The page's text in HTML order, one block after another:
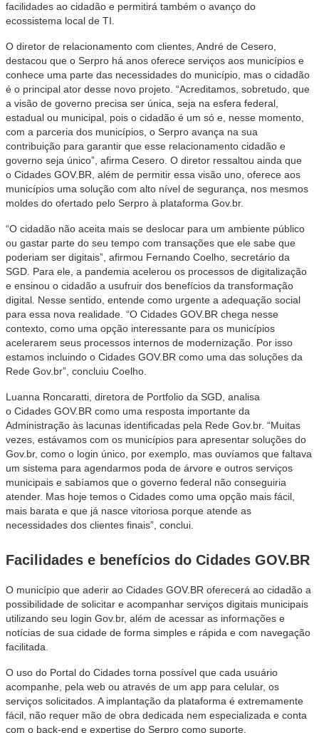
facilidades ao cidadão e permitirá também o avanço do
ecossistema local de TI.
O diretor de relacionamento com clientes, André de Cesero,
destacou que o Serpro há anos oferece serviços aos municípios e
conhece uma parte das necessidades do município, mas o cidadão
é o principal ator desse novo projeto. “Acreditamos, sobretudo, que
a visão de governo precisa ser única, seja na esfera federal,
estadual ou municipal, pois o cidadão é um só e, nesse momento,
com a parceria dos municípios, o Serpro avança na sua
contribuição para garantir que esse relacionamento cidadão e
governo seja único”, afirma Cesero. O diretor ressaltou ainda que
o Cidades GOV.BR, além de permitir essa visão uno, oferece aos
municípios uma solução com alto nível de segurança, nos mesmos
moldes do ofertado pelo Serpro à plataforma Gov.br.
“O cidadão não aceita mais se deslocar para um ambiente público
ou gastar parte do seu tempo com transações que ele sabe que
poderiam ser digitais”, afirmou Fernando Coelho, secretário da
SGD. Para ele, a pandemia acelerou os processos de digitalização
e ensinou o cidadão a usufruir dos benefícios da transformação
digital. Nesse sentido, entende como urgente a adequação social
para essa nova realidade. “O Cidades GOV.BR chega nesse
contexto, como uma opção interessante para os municípios
acelerarem seus processos internos de modernização. Por isso
estamos incluindo o Cidades GOV.BR como uma das soluções da
Rede Gov.br”, concluiu Coelho.
Luanna Roncaratti, diretora de Portfolio da SGD, analisa
o Cidades GOV.BR como uma resposta importante da
Administração às lacunas identificadas pela Rede Gov.br. “Muitas
vezes, estávamos com os municípios para apresentar soluções do
Gov.br, como o login único, por exemplo, mas ouvíamos que faltava
um sistema para agendarmos poda de árvore e outros serviços
municipais e sabíamos que o governo federal não conseguiria
atender. Mas hoje temos o Cidades como uma opção mais fácil,
mais barata e que já nasce vitoriosa porque atende as
necessidades dos clientes finais”, conclui.
Facilidades e benefícios do Cidades GOV.BR
O município que aderir ao Cidades GOV.BR oferecerá ao cidadão a
possibilidade de solicitar e acompanhar serviços digitais municipais
utilizando seu login Gov.br, além de acessar as informações e
notícias de sua cidade de forma simples e rápida e com navegação
facilitada.
O uso do Portal do Cidades torna possível que cada usuário
acompanhe, pela web ou através de um app para celular, os
serviços solicitados. A implantação da plataforma é extremamente
fácil, não requer mão de obra dedicada nem especializada e conta
com o back-end e expertise do Serpro como suporte.